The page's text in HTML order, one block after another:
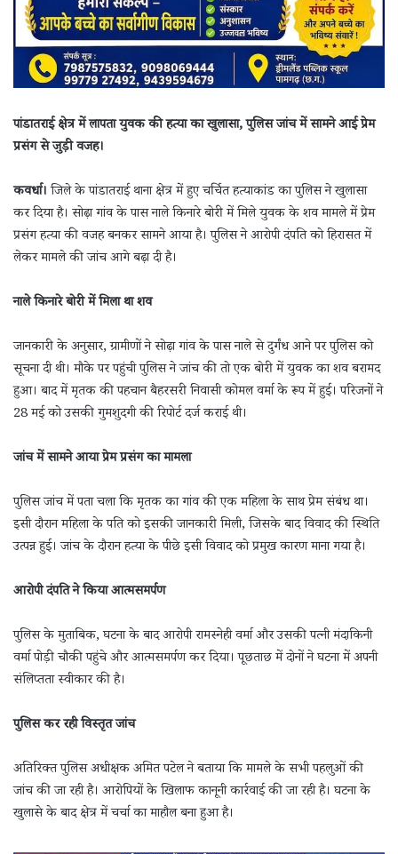
पांडातराई क्षेत्र में लापता युवक की हत्या का खुलासा, पुलिस जांच में सामने आई प्रेम
प्रसंग से जुड़ी वजह।
कवर्धा।जिले के पांडातराई थाना क्षेत्र में हुए चर्चित हत्याकांड का पुलिस ने खुलासा
कर दिया है। सोढ़ा गांव के पास नाले किनारे बोरी में मिले युवक के शव मामले में प्रेम
प्रसंग हत्या की वजह बनकर सामने आया है। पुलिस ने आरोपी दंपति को हिरासत में
लेकर मामले की जांच आगे बढ़ा दी है।
नाले किनारे बोरी में मिला था शव
जानकारी के अनुसार, ग्रामीणों ने सोढ़ा गांव के पास नाले से दुर्गंध आने पर पुलिस को
सूचना दी थी। मौके पर पहुंची पुलिस ने जांच की तो एक बोरी में युवक का शव बरामद
हुआ। बाद में मृतक की पहचान बैहरसरी निवासी कोमल वर्मा के रूप में हुई। परिजनों ने
28 मई को उसकी गुमशुदगी की रिपोर्ट दर्ज कराई थी।
जांच में सामने आया प्रेम प्रसंग का मामला
पुलिस जांच में पता चला कि मृतक का गांव की एक महिला के साथ प्रेम संबंध था।
इसी दौरान महिला के पति को इसकी जानकारी मिली, जिसके बाद विवाद की स्थिति
उत्पन्न हुई। जांच के दौरान हत्या के पीछे इसी विवाद को प्रमुख कारण माना गया है।
आरोपी दंपति ने किया आत्मसमर्पण
पुलिस के मुताबिक, घटना के बाद आरोपी रामस्नेही वर्मा और उसकी पत्नी मंदाकिनी
वर्मा पोड़ी चौकी पहुंचे और आत्मसमर्पण कर दिया। पूछताछ में दोनों ने घटना में अपनी
संलिप्तता स्वीकार की है।
पुलिस कर रही विस्तृत जांच
अतिरिक्त पुलिस अधीक्षक अमित पटेल ने बताया कि मामले के सभी पहलुओं की
जांच की जा रही है। आरोपियों के खिलाफ कानूनी कार्रवाई की जा रही है। घटना के
खुलासे के बाद क्षेत्र में चर्चा का माहौल बना हुआ है।